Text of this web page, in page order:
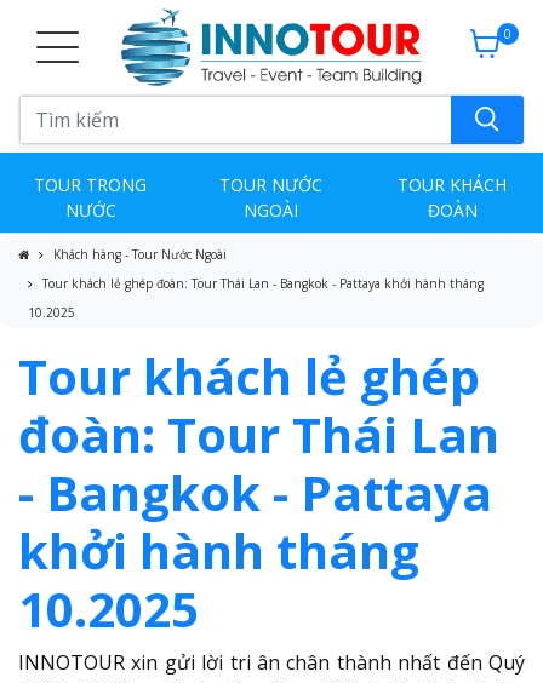
0
TOUR TRONG
NƯỚC
TOUR NƯỚC
NGOÀI
TOUR KHÁCH
ĐOÀN
Khách hàng - Tour Nước Ngoài
Tour khách lẻ ghép đoàn: Tour Thái Lan - Bangkok - Pattaya khởi hành tháng
10.2025
Tour khách lẻ ghép
đoàn: Tour Thái Lan
- Bangkok - Pattaya
khởi hành tháng
10.2025
INNOTOUR xin gửi lời tri ân chân thành nhất đến Quý